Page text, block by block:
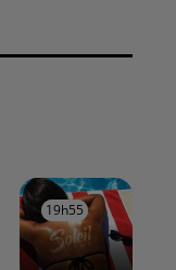
19h55
19h55